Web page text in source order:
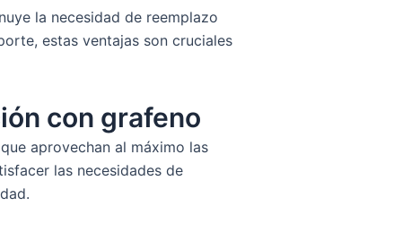
la necesidad de reemplazo
estas ventajas son cruciales
con grafeno
aprovechan al máximo las
las necesidades de